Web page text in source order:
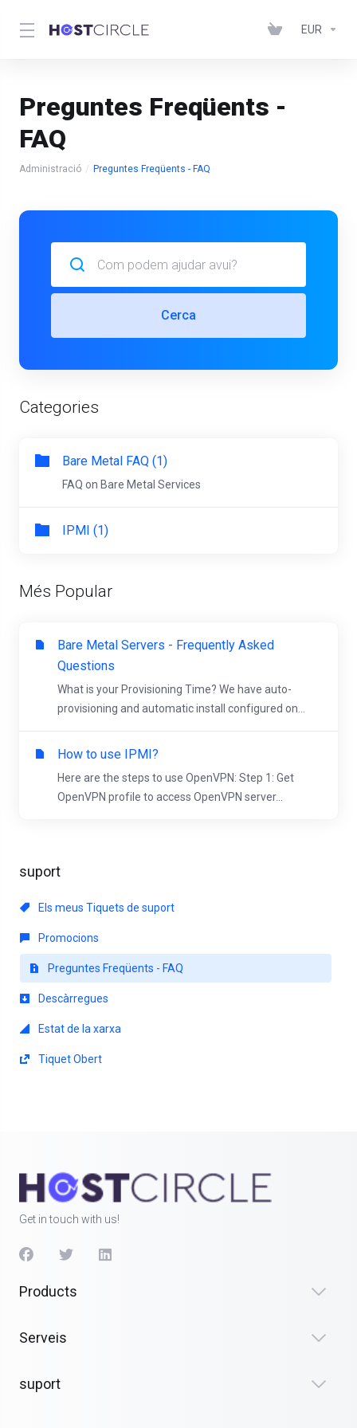
EUR
Preguntes Freqüents -
FAQ
Administració Preguntes Freqüents - FAQ
suport
Els meus Tiquets de suport
Promocions
Preguntes Freqüents - FAQ
Descàrregues
Estat de la xarxa
Tiquet Obert
Cerca
Categories
Bare Metal FAQ (1)
FAQ on Bare Metal Services
IPMI (1)
Més Popular
Bare Metal Servers - Frequently Asked
Questions
What is your Provisioning Time? We have auto-
provisioning and automatic install configured on...
How to use IPMI?
Here are the steps to use OpenVPN: Step 1: Get
OpenVPN profile to access OpenVPN server...
Get in touch with us!
Products
Serveis
suport